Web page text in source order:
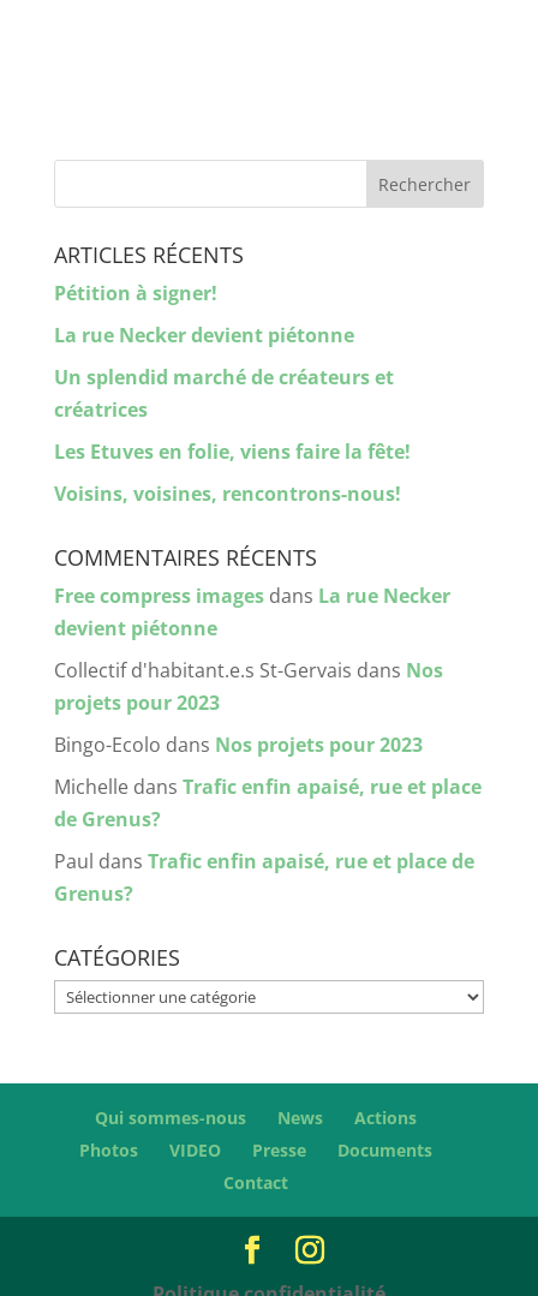
ARTICLES RÉCENTS
Pétition à signer!
La rue Necker devient piétonne
Un splendid marché de créateurs et
créatrices
Les Etuves en folie, viens faire la fête!
Voisins, voisines, rencontrons-nous!
COMMENTAIRES RÉCENTS
Free compress imagesdans La rue Necker
devient piétonne
Collectif d'habitant.e.s St-Gervais dans Nos
projets pour 2023
Bingo-Ecolo dans Nos projets pour 2023
Michelledans Trafic enfin apaisé, rue et place
de Grenus?
Paul dans Trafic enfin apaisé, rue et place de
Grenus?
CATÉGORIES
Catégories
Qui sommes-nous News
Actions
Photos
VIDEO Presse
Documents
Contact